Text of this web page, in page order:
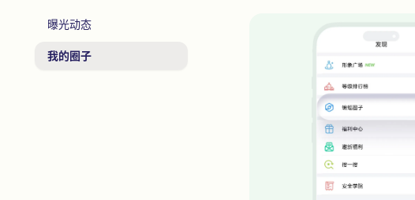
曝光动态
我的圈子